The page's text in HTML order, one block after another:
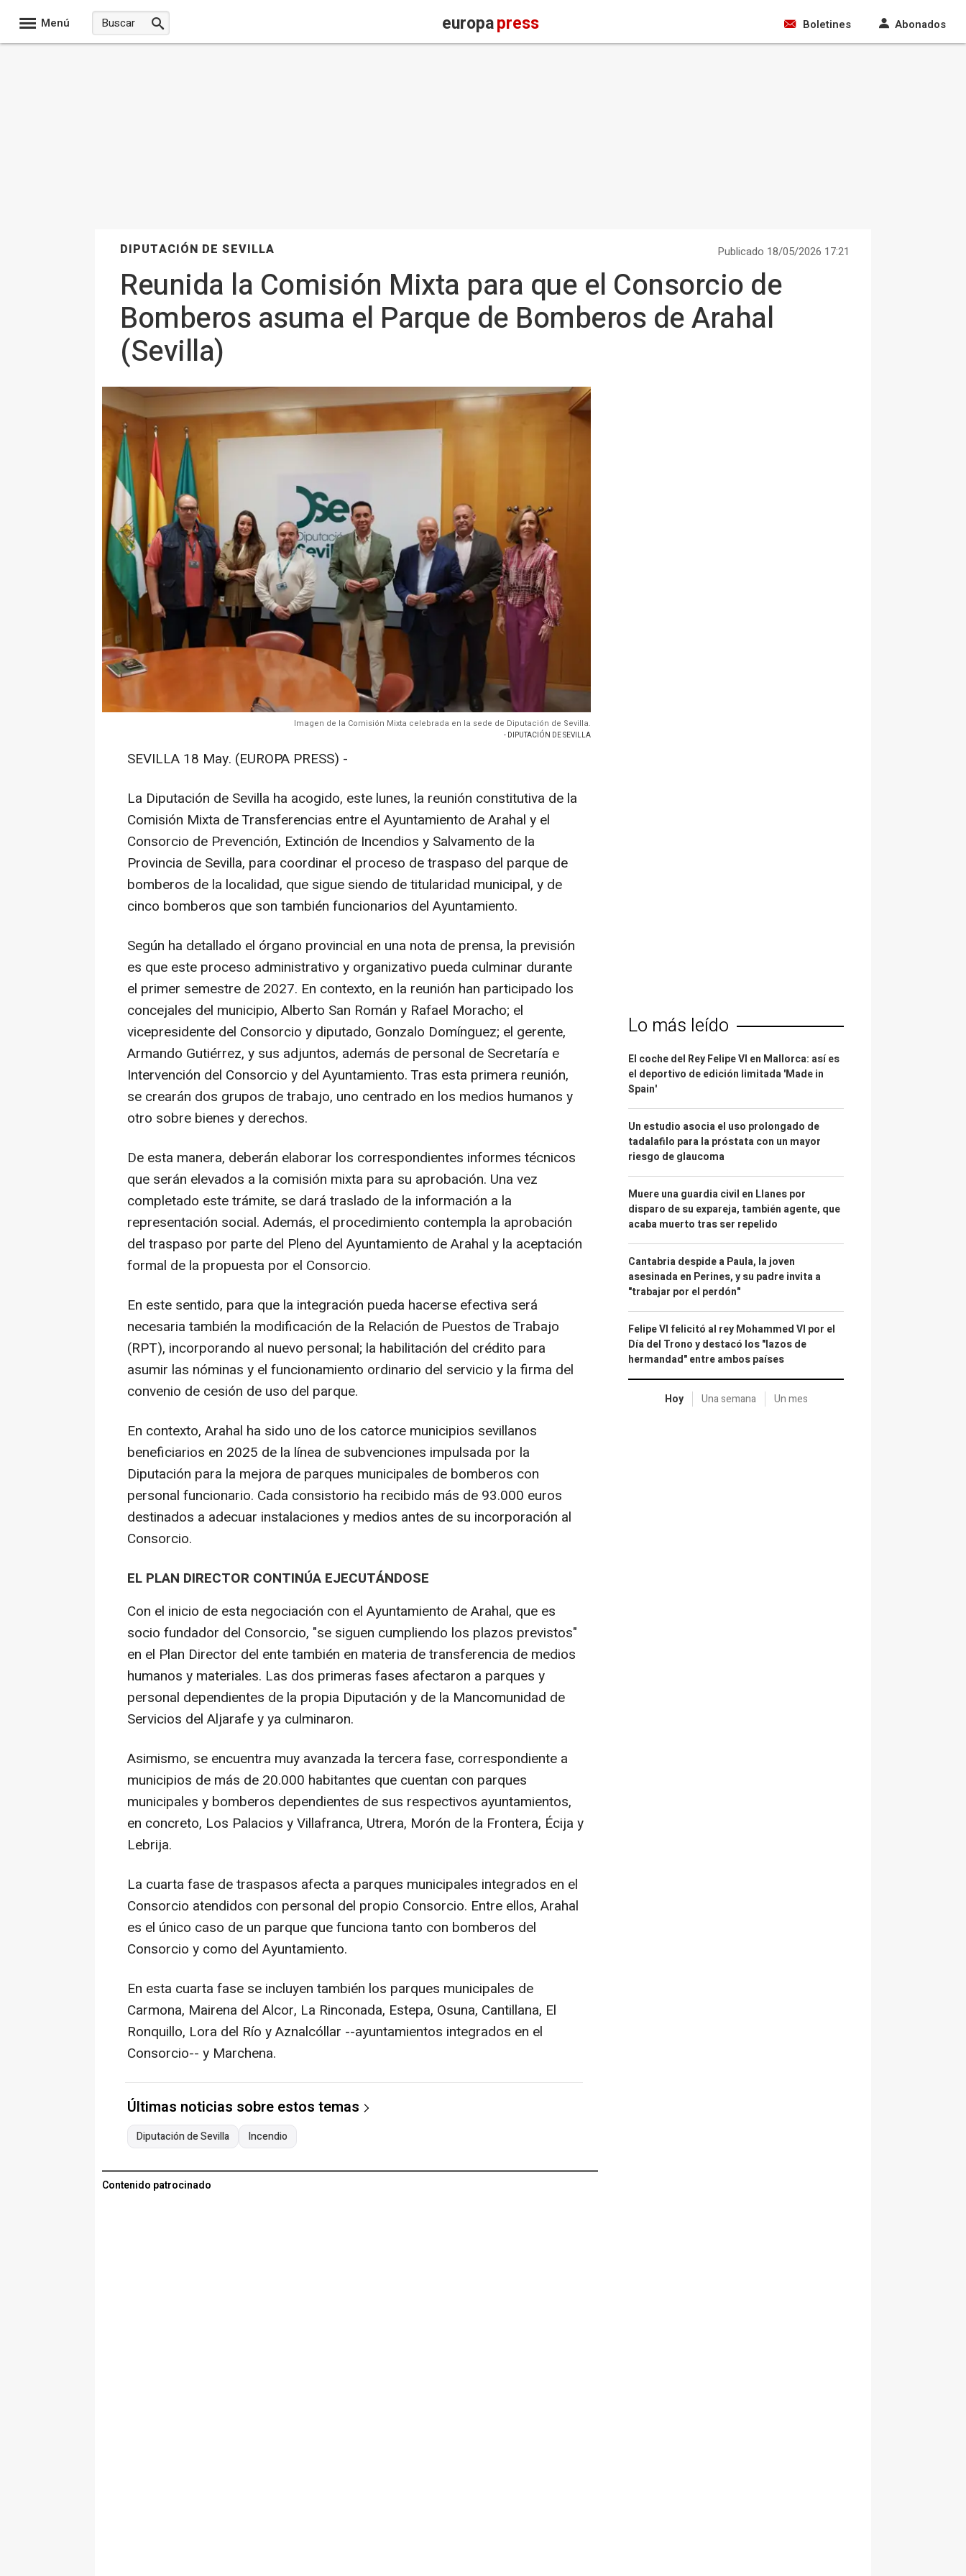
Menú europapress Boletines Abonados
DIPUTACIÓN DE SEVILLA Publicado 18/05/2026 17:21
Reunida la Comisión Mixta para que el Consorcio de
Bomberos asuma el Parque de Bomberos de Arahal
(Sevilla)
Imagen de la Comisión Mixta celebrada en la sede de Diputación de Sevilla.
- DIPUTACIÓN DE SEVILLA
SEVILLA 18 May. (EUROPA PRESS) -
La Diputación de Sevilla ha acogido, este lunes, la reunión constitutiva de la
Comisión Mixta de Transferencias entre el Ayuntamiento de Arahal y el
Consorcio de Prevención, Extinción de Incendios y Salvamento de la
Provincia de Sevilla, para coordinar el proceso de traspaso del parque de
bomberos de la localidad, que sigue siendo de titularidad municipal, y de
cinco bomberos que son también funcionarios del Ayuntamiento.
Según ha detallado el órgano provincial en una nota de prensa, la previsión
es que este proceso administrativo y organizativo pueda culminar durante
el primer semestre de 2027. En contexto, en la reunión han participado los
concejales del municipio, Alberto San Román y Rafael Moracho; el
vicepresidente del Consorcio y diputado, Gonzalo Domínguez; el gerente,
Armando Gutiérrez, y sus adjuntos, además de personal de Secretaría e
Intervención del Consorcio y del Ayuntamiento. Tras esta primera reunión,
se crearán dos grupos de trabajo, uno centrado en los medios humanos y
otro sobre bienes y derechos.
De esta manera, deberán elaborar los correspondientes informes técnicos
que serán elevados a la comisión mixta para su aprobación. Una vez
completado este trámite, se dará traslado de la información a la
representación social. Además, el procedimiento contempla la aprobación
del traspaso por parte del Pleno del Ayuntamiento de Arahal y la aceptación
formal de la propuesta por el Consorcio.
En este sentido, para que la integración pueda hacerse efectiva será
necesaria también la modificación de la Relación de Puestos de Trabajo
(RPT), incorporando al nuevo personal; la habilitación del crédito para
asumir las nóminas y el funcionamiento ordinario del servicio y la firma del
convenio de cesión de uso del parque.
En contexto, Arahal ha sido uno de los catorce municipios sevillanos
beneficiarios en 2025 de la línea de subvenciones impulsada por la
Diputación para la mejora de parques municipales de bomberos con
personal funcionario. Cada consistorio ha recibido más de 93.000 euros
destinados a adecuar instalaciones y medios antes de su incorporación al
Consorcio.
EL PLAN DIRECTOR CONTINÚA EJECUTÁNDOSE
Con el inicio de esta negociación con el Ayuntamiento de Arahal, que es
socio fundador del Consorcio, "se siguen cumpliendo los plazos previstos"
en el Plan Director del ente también en materia de transferencia de medios
humanos y materiales. Las dos primeras fases afectaron a parques y
personal dependientes de la propia Diputación y de la Mancomunidad de
Servicios del Aljarafe y ya culminaron.
Asimismo, se encuentra muy avanzada la tercera fase, correspondiente a
municipios de más de 20.000 habitantes que cuentan con parques
municipales y bomberos dependientes de sus respectivos ayuntamientos,
en concreto, Los Palacios y Villafranca, Utrera, Morón de la Frontera, Écija y
Lebrija.
La cuarta fase de traspasos afecta a parques municipales integrados en el
Consorcio atendidos con personal del propio Consorcio. Entre ellos, Arahal
es el único caso de un parque que funciona tanto con bomberos del
Consorcio y como del Ayuntamiento.
En esta cuarta fase se incluyen también los parques municipales de
Carmona, Mairena del Alcor, La Rinconada, Estepa, Osuna, Cantillana, El
Ronquillo, Lora del Río y Aznalcóllar --ayuntamientos integrados en el
Consorcio-- y Marchena.
Últimas noticias sobre estos temas
Diputación de Sevilla Incendio
Contenido patrocinado
Lo más leído
El coche del Rey Felipe VI en Mallorca: así es
el deportivo de edición limitada 'Made in
Spain'
Un estudio asocia el uso prolongado de
tadalafilo para la próstata con un mayor
riesgo de glaucoma
Muere una guardia civil en Llanes por
disparo de su expareja, también agente, que
acaba muerto tras ser repelido
Cantabria despide a Paula, la joven
asesinada en Perines, y su padre invita a
"trabajar por el perdón"
Felipe VI felicitó al rey Mohammed VI por el
Día del Trono y destacó los "lazos de
hermandad" entre ambos países
Hoy Una semana Un mes